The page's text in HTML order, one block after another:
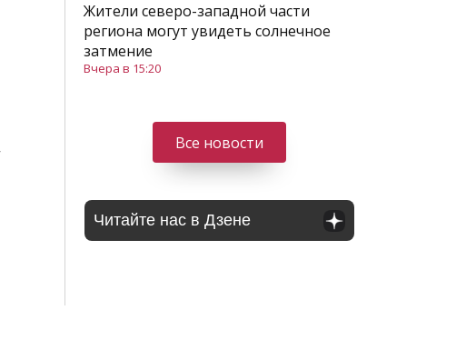
Жители северо-западной части
региона могут увидеть солнечное
затмение
Вчера в 15:20
Все новости
Читайте нас в Дзене